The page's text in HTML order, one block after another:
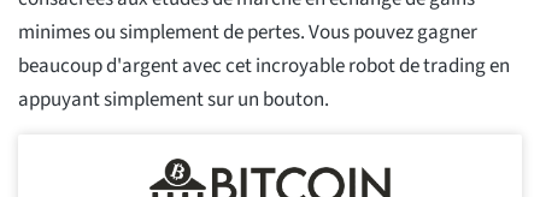
minimes ou simplement de pertes. Vous pouvez gagner
beaucoup d'argent avec cet incroyable robot de trading en
appuyant simplement sur un bouton.